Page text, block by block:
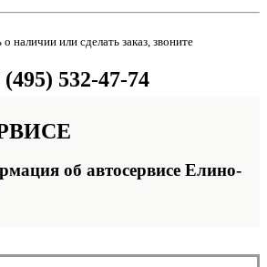
наличии или сделать заказ, звоните
(495) 532-47-74
об автосервисе Елино-